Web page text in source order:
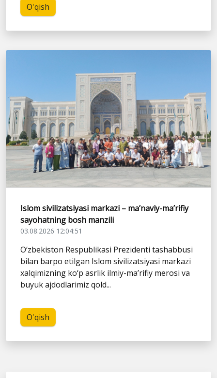
O'qish
Islom sivilizatsiyasi markazi – ma’naviy-ma’rifiy
sayohatning bosh manzili
03.08.2026 12:04:51
O‘zbekiston Respublikasi Prezidenti tashabbusi
bilan barpo etilgan Islom sivilizatsiyasi markazi
xalqimizning ko‘p asrlik ilmiy-ma’rifiy merosi va
buyuk ajdodlarimiz qold...
O'qish